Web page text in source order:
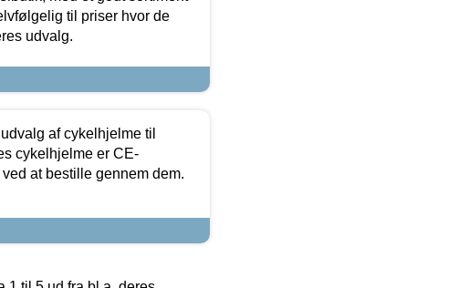
til priser hvor de
udvalg.
af cykelhjelme til
cykelhjelme er CE-
at bestille gennem dem.